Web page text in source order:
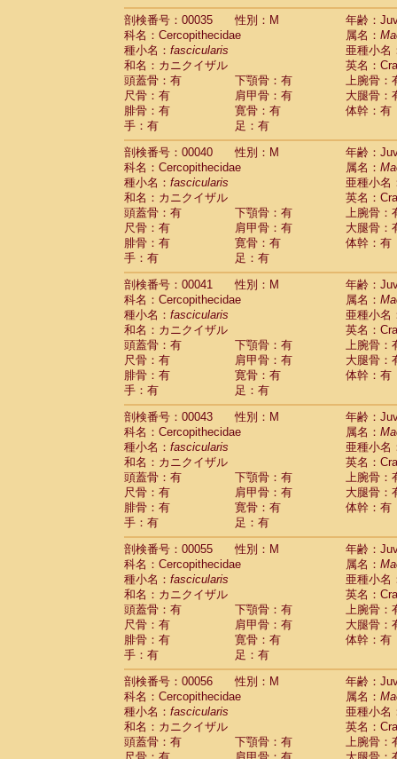
AtelidaeAlouatta fusca
AtelidaeAlouatta seniculus
AtelidaeAlouatta
AtelidaeAteles belzebuth
Atelidae Ateles geoffroyi
Atelidae Ateles paniscus
Atelidae Atelesspp.
Atelidae Lagothrix lagothricha
AtelidaeLagothrix lagothricha cana(0)
Pitheciidae
Cacajao calvus
PitheciidaeCallicebus cupreus(0)
Pitheciidae Callicebus donacophilus(0)
Pitheciidae Callicebus moloch(0)
Pitheciidae Callicebus torquatus(0)
Pitheciidae Callicebus
Pitheciidae Chiropotes satanas
Pitheciidae Pithecia monachus
Pitheciidae Pithecia pithecia (0)
Cercopithecidae Cercocebus agilis (0)
Cercopithecidae
Cercocebus
Cercopithecidae
Cercocebus
CercopithecidaeCercocebus
CercopithecidaeCercocebus
CercopithecidaeCercocebus hybrid(0)
CercopithecidaeCercocebus
CercopithecidaeLophocebus
Cercopithecidae
(0)
Cercopithecidae Papio cynocephalus
Cercopithecidae Papio hamadryas(0)
CercopithecidaePapio papio
CercopithecidaePapio
CercopithecidaeMandrillus
CercopithecidaeMandrillus sphinx
CercopithecidaeTheropithecus
CercopithecidaeMacaca arctoides(1)
Cercopithecidae Macaca assamensis
Cercopithecidae
Macaca
CercopithecidaeMacaca cyclopis (6)
CercopithecidaeMacaca fascicularis
CercopithecidaeMacaca fuscaca
CercopithecidaeMacaca fuscata
CercopithecidaeMacaca fuscata
CercopithecidaeMacaca maura(1)
Cercopithecidae Macaca mulatta(45)
Cercopithecidae Macaca nemestrina(3)
Cercopithecidae Macaca nigra(1)
CercopithecidaeMacaca radiata(7)
剖検番号：00035
性別：M
年齢：
科名：Cercopithecidae
属名：
種小名： fascicularis
亜種小名
和名：カニクイザル
英名：
頭蓋骨：有
下顎骨：有
上腕骨：
尺骨：有
肩甲骨：有
大腿骨：
腓骨：有
寛骨：有
体幹：有
手：有
足：有
剖検番号：00040
性別：M
年齢：
科名：Cercopithecidae
属名：
種小名： fascicularis
亜種小名
和名：カニクイザル
英名：
頭蓋骨：有
下顎骨：有
上腕骨：
尺骨：有
肩甲骨：有
大腿骨：
腓骨：有
寛骨：有
体幹：有
手：有
足：有
剖検番号：00041
性別：M
年齢：
科名：Cercopithecidae
属名：
種小名： fascicularis
亜種小名
和名：カニクイザル
英名：
頭蓋骨：有
下顎骨：有
上腕骨：
尺骨：有
肩甲骨：有
大腿骨：
腓骨：有
寛骨：有
体幹：有
手：有
足：有
剖検番号：00043
性別：M
年齢：
科名：Cercopithecidae
属名：
種小名： fascicularis
亜種小名
和名：カニクイザル
英名：
頭蓋骨：有
下顎骨：有
上腕骨：
尺骨：有
肩甲骨：有
大腿骨：
腓骨：有
寛骨：有
体幹：有
手：有
足：有
剖検番号：00055
性別：M
年齢：
科名：Cercopithecidae
属名：
種小名： fascicularis
亜種小名
和名：カニクイザル
英名：
頭蓋骨：有
下顎骨：有
上腕骨：
尺骨：有
肩甲骨：有
大腿骨：
腓骨：有
寛骨：有
体幹：有
手：有
足：有
剖検番号：00056
性別：M
年齢：
科名：Cercopithecidae
属名：
種小名： fascicularis
亜種小名
和名：カニクイザル
英名：
頭蓋骨：有
下顎骨：有
上腕骨：